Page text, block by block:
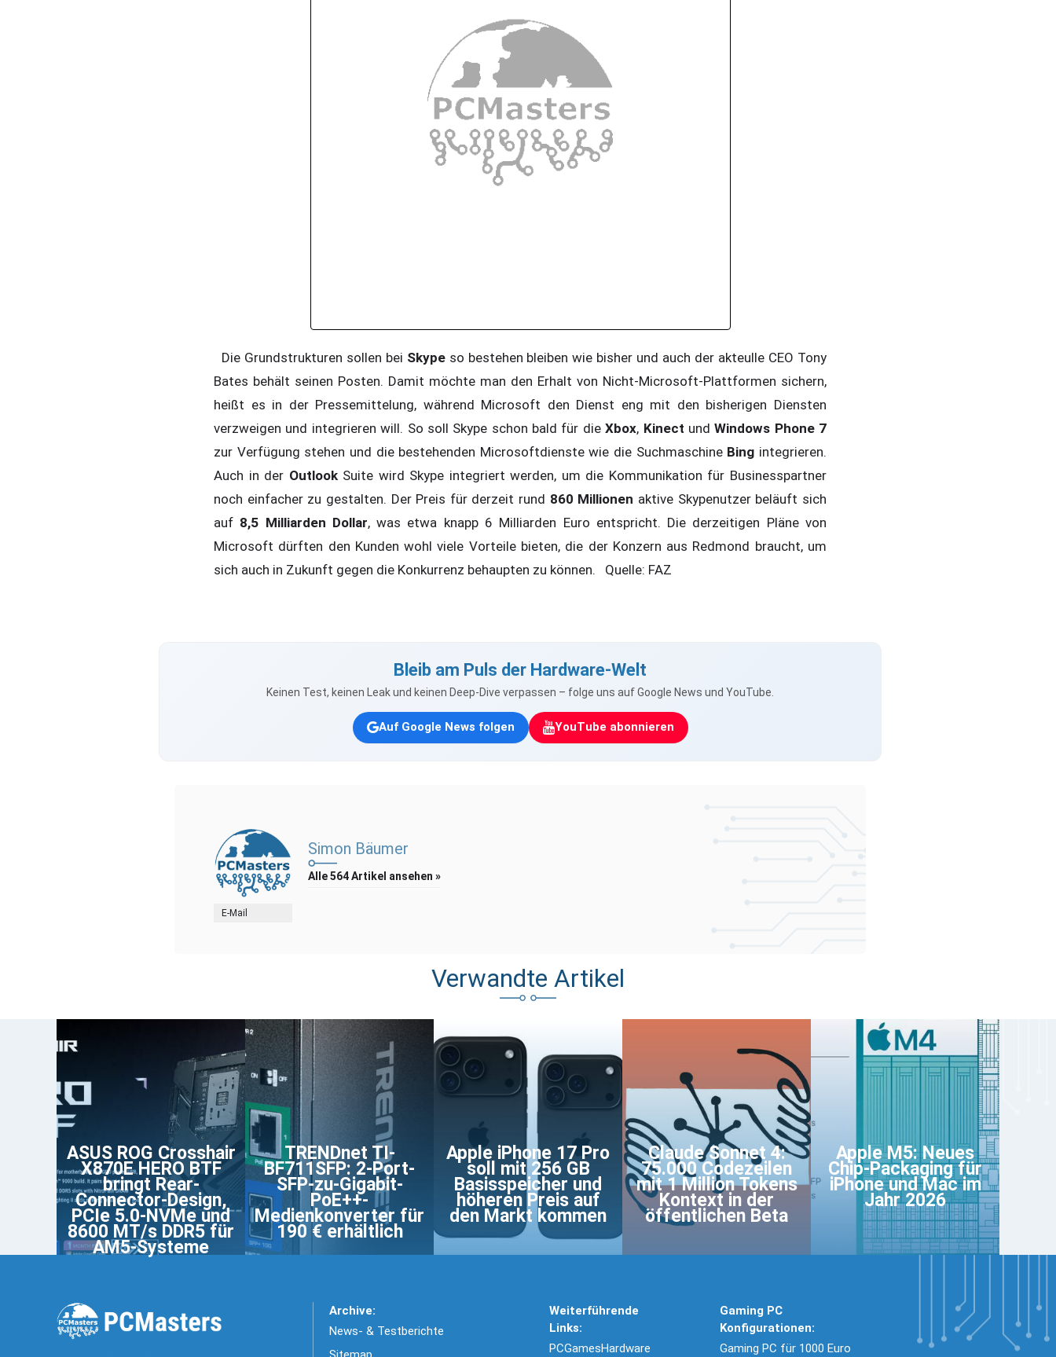
Die Grundstrukturen sollen bei Skype so bestehen bleiben wie bisher und auch der akteulle CEO Tony
Bates behält seinen Posten. Damit möchte man den Erhalt von Nicht-Microsoft-Plattformen sichern,
heißt es in der Pressemittelung, während Microsoft den Dienst eng mit den bisherigen Diensten
verzweigen und integrieren will. So soll Skype schon bald für dieXbox, Kinect undWindows Phone 7
zur Verfügung stehen und die bestehenden Microsoftdienste wie die Suchmaschine Bing integrieren.
Auch in der Outlook Suite wird Skype integriert werden, um die Kommunikation für Businesspartner
noch einfacher zu gestalten. Der Preis für derzeit rund 860 Millionen aktive Skypenutzer beläuft sich
auf 8,5 Milliarden Dollar, was etwa knapp 6 Milliarden Euro entspricht. Die derzeitigen Pläne von
Microsoft dürften den Kunden wohl viele Vorteile bieten, die der Konzern aus Redmond braucht, um
sich auch in Zukunft gegen die Konkurrenz behaupten zu können. Quelle: FAZ
Bleib am Puls der Hardware-Welt
Keinen Test, keinen Leak und keinen Deep-Dive verpassen – folge uns auf Google News und YouTube.
Auf Google News folgen YouTube abonnieren
E-Mail
Simon Bäumer
Alle 564 Artikel ansehen »
Verwandte Artikel
ASUS ROG Crosshair
X870E HERO BTF
bringt Rear-
Connector-Design,
PCIe 5.0-NVMe und
8600 MT/s DDR5 für
AM5-Systeme
TRENDnet TI-
BF711SFP: 2-Port-
SFP-zu-Gigabit-
PoE++-
Medienkonverter für
190 € erhältlich
Apple iPhone 17 Pro
soll mit 256 GB
Basisspeicher und
höheren Preis auf
den Markt kommen
Claude Sonnet 4:
75.000 Codezeilen
mit 1 Million Tokens
Kontext in der
öffentlichen Beta
Apple M5: Neues
Chip-Packaging für
iPhone und Mac im
Jahr 2026
Archive:
News- & Testberichte
Weiterführende
Links:
PCGamesHardware
Gaming PC
Konfigurationen:
Gaming PC für 1000 Euro